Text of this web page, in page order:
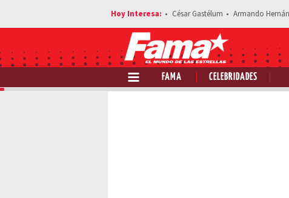
César Gastélum Armando
FAMA CELEBRIDADES